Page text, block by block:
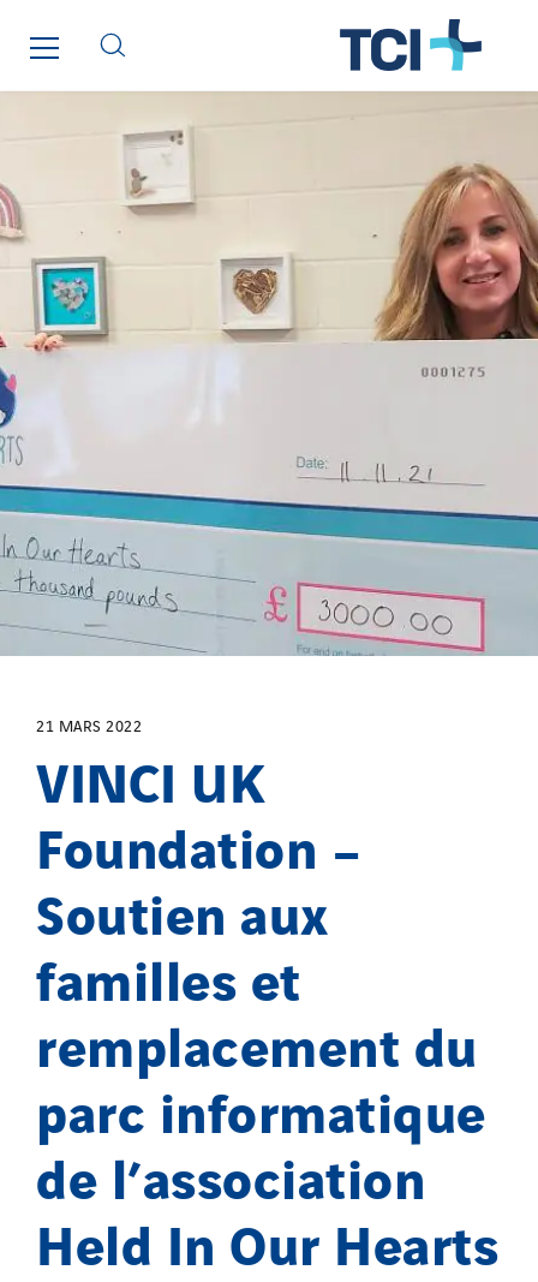
21 MARS 2022
VINCI UK
Foundation –
Soutien aux
familles et
remplacement du
parc informatique
de l’association
Held In Our Hearts
SITES PAYS
Belgium
Czech Republic
Danemark
Germany
Indonesia
Nordic countries
Norway
Poland
Portugal
Romania
Spain
Switzerland
United Kingdom